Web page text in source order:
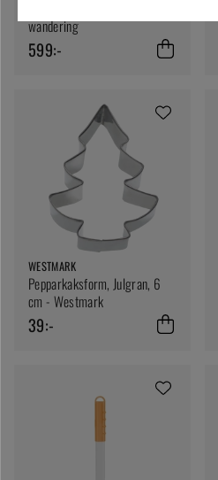
wandering
599:-
WESTMARK
Pepparkaksform, Julgran, 6
cm - Westmark
39:-